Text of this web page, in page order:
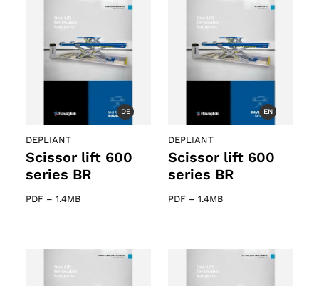
DE
DEPLIANT
Scissor lift 600
series BR
PDF – 1.4MB
EN
DEPLIANT
Scissor lift 600
series BR
PDF – 1.4MB